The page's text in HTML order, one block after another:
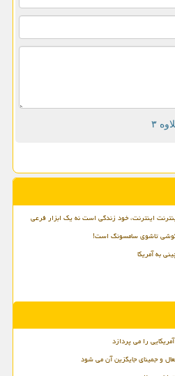
اینترنت، خود زندگی است نه یک ابزار فرعی
تاشوی سامسونگ است!
به آمریکا
را می پردازد
و جمینای جایگزین آن می شود